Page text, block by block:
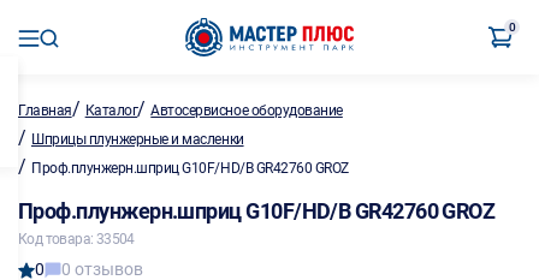
0
Главная/ Каталог/Автосервисное оборудование
/ Шприцы плунжерные и масленки
/ Проф.плунжерн.шприц G10F/HD/B GR42760 GROZ
Проф.плунжерн.шприц G10F/HD/B GR42760 GROZ
Код товара: 33504
0 0 отзывов